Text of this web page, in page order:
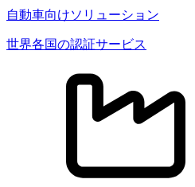
自動車向けソリューション
世界各国の認証サービス